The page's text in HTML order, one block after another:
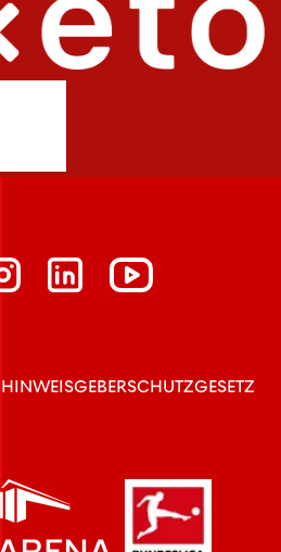
HINWEISGEBERSCHUTZGESETZ